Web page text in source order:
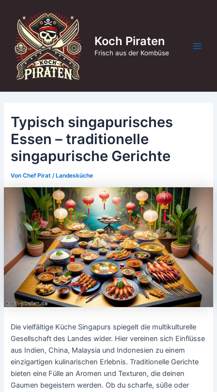
springen
Koch Piraten
Frisch aus der Kombüse
Typisch singapurisches
Essen – traditionelle
singapurische Gerichte
VonChef Pirat/ Landesküche
Die vielfältige Küche Singapurs spiegelt die multikulturelle
Gesellschaft des Landes wider. Hier vereinen sich Einflüsse
aus Indien, China, Malaysia und Indonesien zu einem
einzigartigen kulinarischen Erlebnis. Traditionelle Gerichte
bieten eine Fülle an Aromen und Texturen, die deinen
Gaumen begeistern werden. Ob du scharfe, süße oder